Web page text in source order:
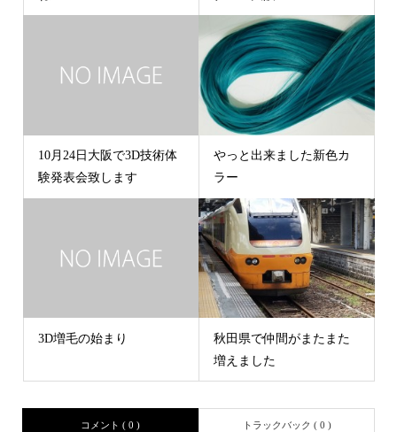
10月24日大阪で3D技術体
験発表会致します
やっと出来ました新色カ
ラー
3D増毛の始まり
秋田県で仲間がまたまた
増えました
コメント ( 0 ) トラックバック ( 0 )